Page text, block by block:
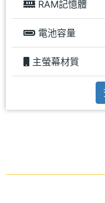
RAM記憶體
電池容量
主螢幕材質